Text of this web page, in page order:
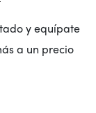
y equípate
a un precio